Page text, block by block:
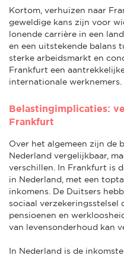
Kortom, verhuizen naar
geweldige kans zijn voor
lonende carrière in een
en een uitstekende balans
sterke arbeidsmarkt en
Frankfurt een
internationale werknemers.
Belastingimplicaties:
Frankfurt
Over het algemeen zijn de
Nederland vergelijkbaar,
verschillen. In Frankfurt is
in Nederland, met een
inkomens. De Duitsers
sociaal verzekeringsstelsel
pensioenen en
van levensonderhoud kan
In Nederland is de